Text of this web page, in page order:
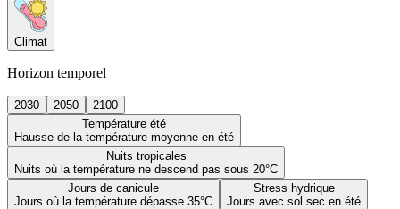
Climat
Horizon temporel
2030 2050
2100
Température été
Hausse de la température moyenne en été
Nuits tropicales
Nuits où la température ne descend pas sous 20°C
Jours de canicule
Jours où la température dépasse 35°C
Stress hydrique
Jours avec sol sec en été